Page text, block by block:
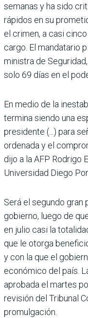
semanas y ha sido
rápidos en su
el crimen, a casi
cargo. El mandatario
ministra de
solo 69 días en el
En medio de la
termina siendo una
presidente (...) para
ordenada y el
dijo a la AFP Rodrigo
Universidad Diego
Será el segundo gran
gobierno, luego de
en julio casi la
que le otorga
y con la que el
económico del país.
aprobada el martes
revisión del Tribunal
promulgación.